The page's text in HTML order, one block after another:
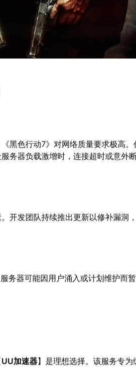
黑色行动7》对网络质量要求极高
务器负载激增时，连接超时或意外
开发团队持续推出更新以修补漏洞
务器可能因用户涌入或计划维护而暂
UU加速器】是理想选择。该服务专为